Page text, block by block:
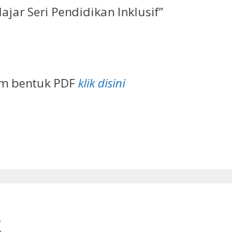
Seri Pendidikan Inklusif”
bentuk PDFklik disini